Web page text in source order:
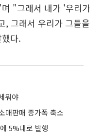
"그래서 내가 '우리가
, 그래서 우리가 그들을
다.
워야
매판매 증가폭 축소
5%대로 발행